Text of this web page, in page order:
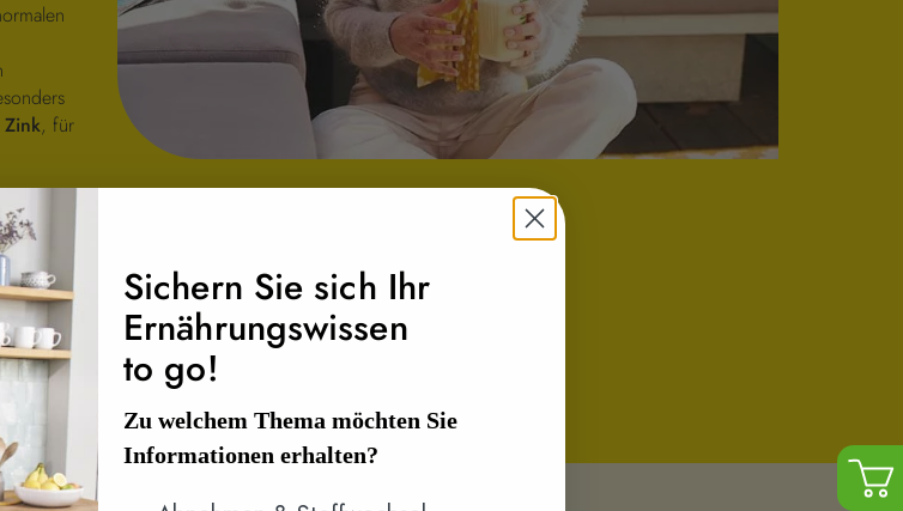
, für
Sichern Sie sich Ihr
Ernährungswissen
to go!
Zu welchem Thema möchten Sie
Informationen erhalten?